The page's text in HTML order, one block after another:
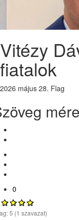
Vitézy
fiatalok
2026 május 28. Flag
0
5 (1 szavazat)